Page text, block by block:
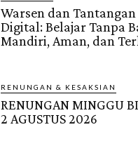
Warsen dan
Digital: Belajar Tanpa
Mandiri, Aman, dan
RENUNGAN & KESAKSIAN
RENUNGAN MINGGU
2 AGUSTUS 2026